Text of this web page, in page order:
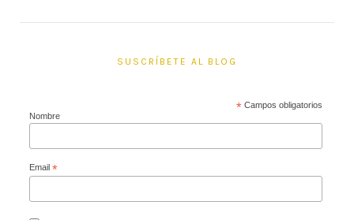
SUSCRÍBETE AL BLOG
*Campos obligatorios
Nombre
Email *